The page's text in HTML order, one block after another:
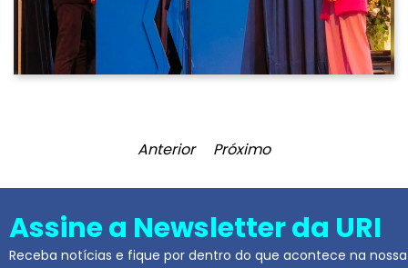
Anterior Próximo
Assine a Newsletter da URI
Receba notícias e fique por dentro do que acontece na nossa